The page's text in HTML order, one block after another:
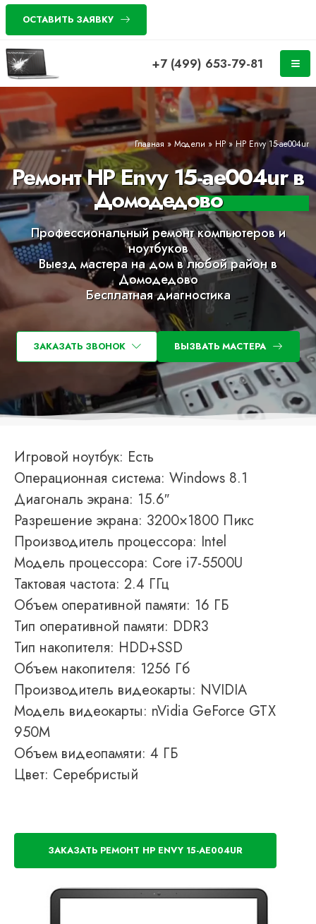
ОСТАВИТЬ ЗАЯВКУ
+7 (499) 653-79-81
Главная » Модели » HP»HP Envy 15-ae004ur
Ремонт HP Envy 15-ae004ur в
Домодедово
Профессиональный ремонт компьютеров и
ноутбуков
Выезд мастера на дом в любой район в
Домодедово
Бесплатная диагностика
ЗАКАЗАТЬ ЗВОНОК ВЫЗВАТЬ МАСТЕРА
Игровой ноутбук: Есть
Операционная система: Windows 8.1
Диагональ экрана: 15.6″
Разрешение экрана: 3200×1800 Пикс
Производитель процессора: Intel
Модель процессора: Core i7-5500U
Тактовая частота: 2.4 ГГц
Объем оперативной памяти: 16 ГБ
Тип оперативной памяти: DDR3
Тип накопителя: HDD+SSD
Объем накопителя: 1256 Гб
Производитель видеокарты: NVIDIA
Модель видеокарты: nVidia GeForce GTX
950M
Объем видеопамяти: 4 ГБ
Цвет: Серебристый
ЗАКАЗАТЬ РЕМОНТ HP ENVY 15-AE004UR